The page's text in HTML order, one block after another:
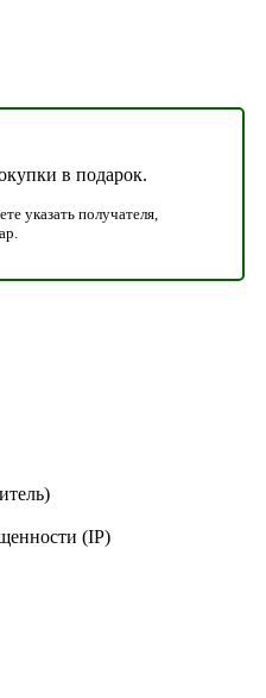
в подарок.
указать получателя,
(IP)